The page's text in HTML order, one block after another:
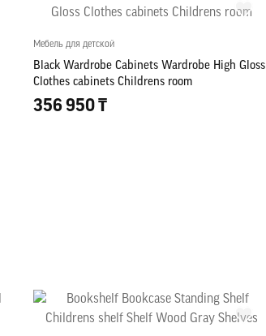
Мебель для детской
Black Wardrobe Cabinets Wardrobe High Gloss
Clothes cabinets Childrens room
356 950 ₸